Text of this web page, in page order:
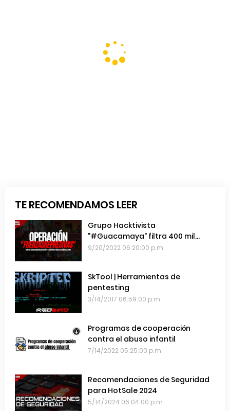
TE RECOMENDAMOS LEER
Grupo Hacktivista
"#Guacamaya" filtra 400 mil
emails de las Fuerzas Armadas de
9/20/2022 06:20:00 p.m.
SkTool | Herramientas de
pentesting
3/14/2017 06:59:00 p.m.
Programas de cooperación
contra el abuso infantil
7/14/2022 05:25:00 p.m.
Recomendaciones de Seguridad
para HotSale 2024
5/14/2024 06:04:00 p.m.